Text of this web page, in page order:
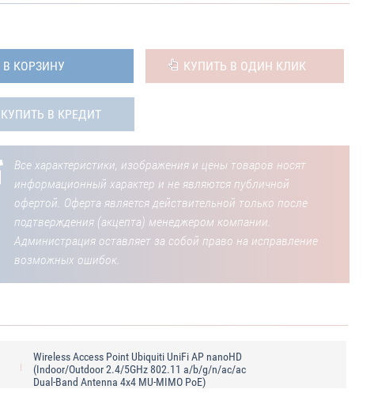
В КОРЗИНУ КУПИТЬ В ОДИН КЛИК
КУПИТЬ В КРЕДИТ
Все характеристики, изображения и цены товаров носят
информационный характер и не являются публичной
офертой. Оферта является действительной только после
подтверждения (акцепта) менеджером компании.
Администрация оставляет за собой право на исправление
возможных ошибок.
Wireless Access Point Ubiquiti UniFi AP nanoHD
(Indoor/Outdoor 2.4/5GHz 802.11 a/b/g/n/ac/ac
Dual-Band Antenna 4x4 MU-MIMO PoE)